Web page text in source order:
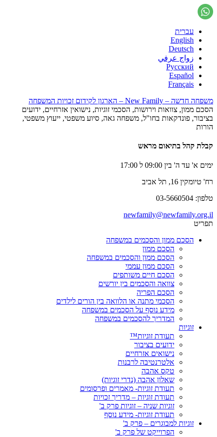
עברית
English
Deutsch
زواج عرفي
Русский
Español
Français
משפחה חדשה – New Family – הארגון לקידום זכויות המשפחה
הסכם ממון, צוואות וירושות, הסכמי זוגיות, נישואין אזרחיים, ידועים
בציבור, פונדקאות בחו"ל, משפחה גאה, סיוע משפטי, ייעוץ משפטי,
הורות
קבלת קהל בתיאום מראש
ימים א' עד ה' בין 09:00 ל 17:00
רח' טיומקין 16, תל אביב
טלפון: 03-5660504
newfamily@newfamily.org.il
תפריט
הסכם ממון והסכמים במשפחה
הסכם ממון
הסכם ממון והסכמים במשפחה
הסכם ממון עממי
הסכם חיים משותפים
צוואה והסכמים בין יורשים
הסכם הפריה
הסכמי מתנה או הלוואה בין הורים לילדים
מידע נוסף על הסכמים במשפחה
המדריך להסכמים במשפחה
זוגיות
תעודת זוגיות™
ידועים בציבור
נישואים אזרחיים
אלטרנטיבה לרבנות
טקס אהבה
שאלון אהבה (נדרי זוגיות)
תעודת זוגיות- מאמרים ופרסומים
תעודת זוגיות – מדריך זכויות
זוגיות שניה – זוגיות פרק ב'
תעודת זוגיות- מידע נוסף
זוגיות למבוגרים – פרק ב'
הפרוייקט של פרק ב'